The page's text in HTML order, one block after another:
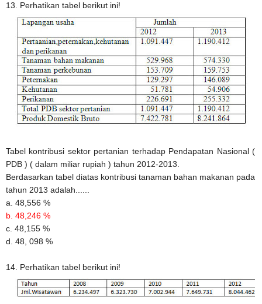
13. Perhatikan tabel berikut ini!
Tabel kontribusi sektor pertanian terhadap Pendapatan Nasional (
PDB ) ( dalam miliar rupiah ) tahun 2012-2013.
Berdasarkan tabel diatas kontribusi tanaman bahan makanan pada
tahun 2013 adalah......
a. 48,556 %
b. 48,246 %
c. 48,155 %
d. 48, 098 %
14. Perhatikan tabel berikut ini!